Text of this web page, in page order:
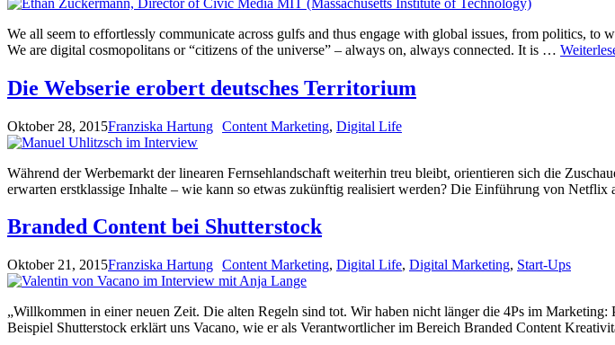
We all seem to effortlessly communicate across gulfs and thus engage with global issues, from politics,
We are digital cosmopolitans or “citizens of the universe” – always on, always connected. It is …
Die Webserie erobert deutsches Territorium
Oktober 28, 2015Franziska Hartung Content Marketing, Digital Life
Während der Werbemarkt der linearen Fernsehlandschaft weiterhin treu bleibt, orientieren sich die
erwarten erstklassige Inhalte – wie kann so etwas zukünftig realisiert werden? Die Einführung von
Branded Content bei Shutterstock
Oktober 21, 2015Franziska Hartung Content Marketing, Digital Life, Digital Marketing, Start-Ups
„Willkommen in einer neuen Zeit. Die alten Regeln sind tot. Wir haben nicht länger die 4Ps im
Beispiel Shutterstock erklärt uns Vacano, wie er als Verantwortlicher im Bereich Branded Content